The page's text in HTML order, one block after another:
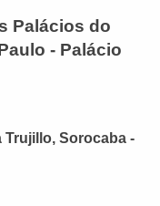
Palácios do
- Palácio
Trujillo, Sorocaba -